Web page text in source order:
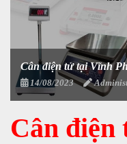
Cân điện tử tại Vĩnh
14/08/2023
Cân